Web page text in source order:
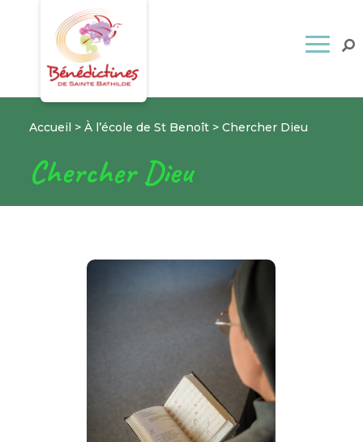
Accueil > À l’école de St Benoît > Chercher Dieu
Chercher Dieu